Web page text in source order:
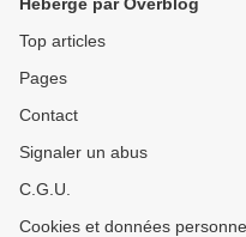
Top articles
Pages
Contact
Signaler un abus
C.G.U.
Cookies et données